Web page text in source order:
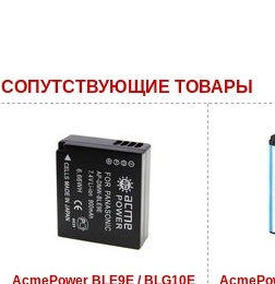
СОПУТСТВУЮЩИЕ ТОВАРЫ
AcmePower BLE9E / BLG10E